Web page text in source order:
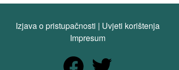
Izjava o pristupačnosti | Uvjeti korištenja
Impresum